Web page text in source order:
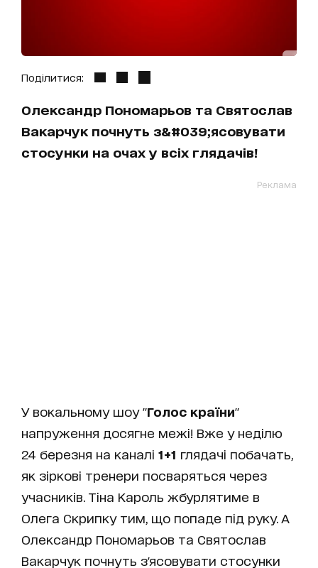
Поділитися:
Олександр Пономарьов та Святослав
Вакарчук почнуть з&#039;ясовувати
стосунки на очах у всіх глядачів!
Реклама
У вокальному шоу "Голос країни"
напруження досягне межі! Вже у неділю
24 березня на каналі 1+1 глядачі побачать,
як зіркові тренери посваряться через
учасників. Тіна Кароль жбурлятиме в
Олега Скрипку тим, що попаде під руку. А
Олександр Пономарьов та Святослав
Вакарчук почнуть з'ясовувати стосунки